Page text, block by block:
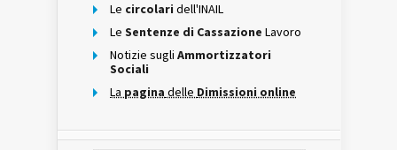
Le circolari dell'INAIL
Le Sentenze di Cassazione Lavoro
Notizie sugli Ammortizzatori
Sociali
La pagina delle Dimissioni online